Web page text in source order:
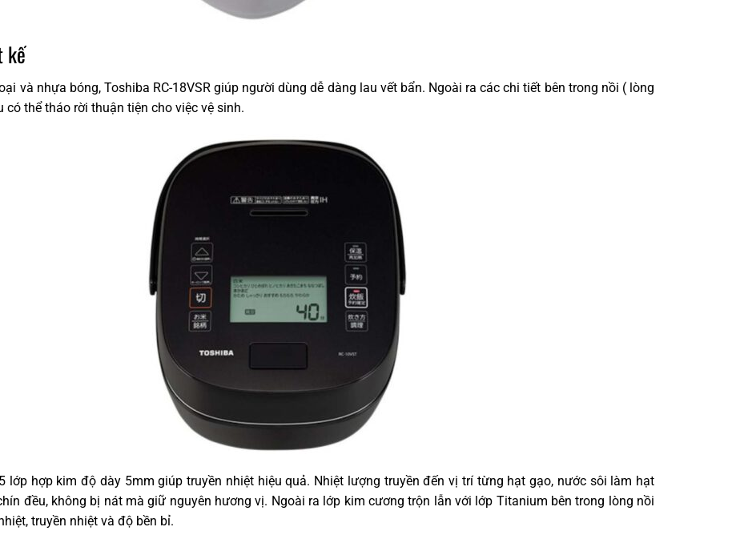
kế
và nhựa bóng, Toshiba RC-18VSR giúp người dùng dễ dàng lau vết bẩn. Ngoài ra các chi tiết bên trong nồi ( lòng
có thể tháo rời thuận tiện cho việc vệ sinh.
lớp hợp kim độ dày 5mm giúp truyền nhiệt hiệu quả. Nhiệt lượng truyền đến vị trí từng hạt gạo, nước sôi làm hạt
đều, không bị nát mà giữ nguyên hương vị. Ngoài ra lớp kim cương trộn lẫn với lớp Titanium bên trong lòng nồi
truyền nhiệt và độ bền bỉ.